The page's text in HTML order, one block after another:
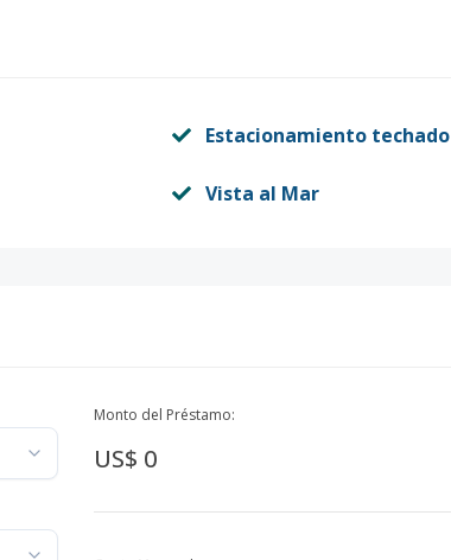
Estacionamiento techado
Vista al Mar
Monto del Préstamo:
US$ 0